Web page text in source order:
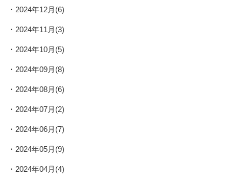
2024年12月(6)
2024年11月(3)
2024年10月(5)
2024年09月(8)
2024年08月(6)
2024年07月(2)
2024年06月(7)
2024年05月(9)
2024年04月(4)